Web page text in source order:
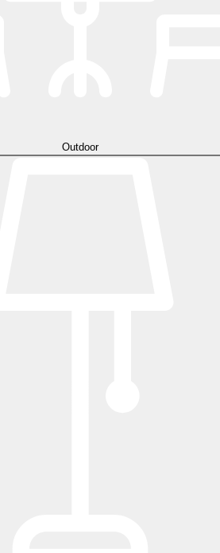
Outdoor